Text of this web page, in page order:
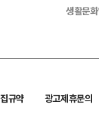
생활문
규약
광고제휴문의